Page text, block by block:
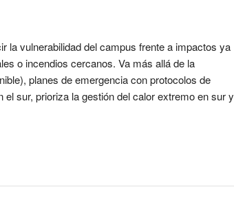
la vulnerabilidad del campus frente a impactos ya
o incendios cercanos. Va más allá de la
planes de emergencia con protocolos de
sur, prioriza la gestión del calor extremo en sur y